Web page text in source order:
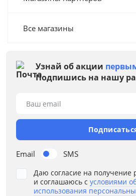
Все магазины
Узнай об акции
Подпишись на нашу
Email SMS
Ваш email
Даю согласие на получение
и соглашаюсь с условиями
использования